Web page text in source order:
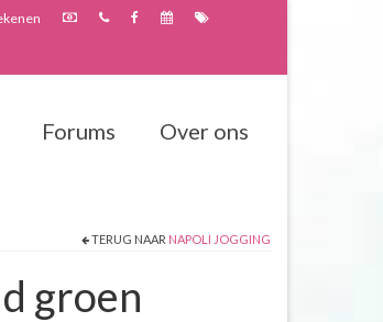
Forums Over ons
TERUG NAAR NAPOLI JOGGING
groen